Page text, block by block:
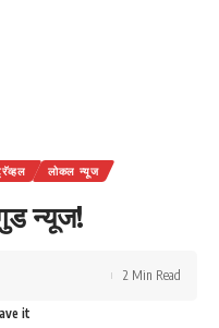
लोकल न्यूज
न्यूज!
2 Min Read